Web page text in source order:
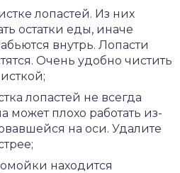
лопастей. Из них
остатки еды, иначе
внутрь. Лопасти
Очень удобно чистить
лопастей не всегда
может плохо работать из-
на оси. Удалите
находится